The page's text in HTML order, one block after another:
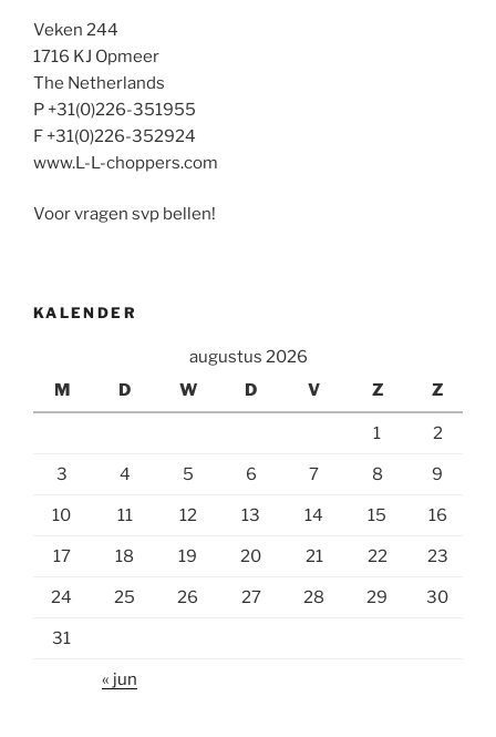
Veken 244
1716 KJ Opmeer
The Netherlands
P +31(0)226-351955
F +31(0)226-352924
www.L-L-choppers.com
Voor vragen svp bellen!
KALENDER
augustus 2026
M
D W D V Z Z
1 2
3 4 5 6 7 8 9
10 11 12 13 14 15 16
17 18 19 20 21 22 23
24 25 26 27 28 29 30
31
« jun